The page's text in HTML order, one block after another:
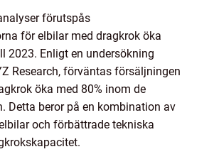
förutspås
för elbilar med dragkrok öka
2023. Enligt en undersökning
Research, förväntas försäljningen
öka med 80% inom de
Detta beror på en kombination av
och förbättrade tekniska